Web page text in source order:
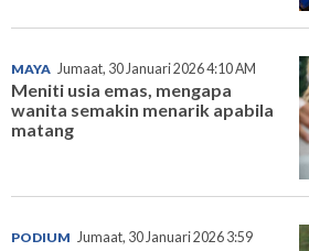
MAYA Jumaat, 30 Januari 2026 4:10 AM
Meniti usia emas, mengapa
wanita semakin menarik apabila
matang
PODIUM Jumaat, 30 Januari 2026 3:59